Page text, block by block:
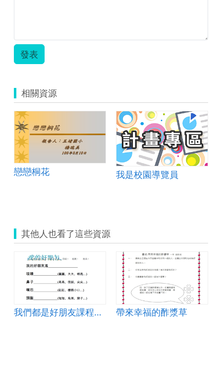
發表
相關資源
戀戀桐花 我是校園導覽員
其他人也看了這些資源
我們都是好朋友課程設計
帶來幸福的酢漿草